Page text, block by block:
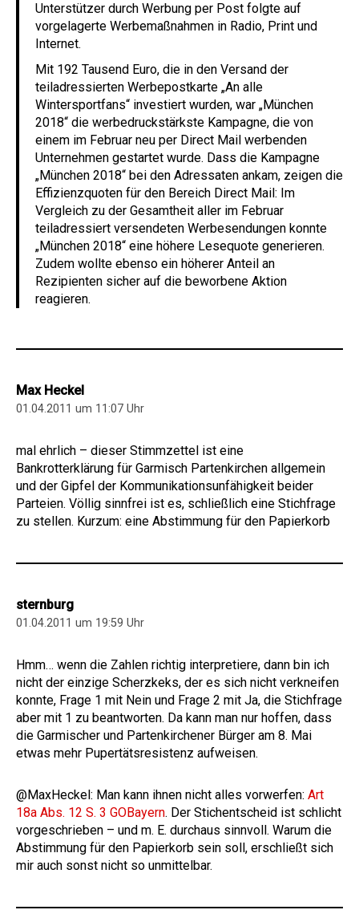
Unterstützer durch Werbung per Post folgte auf
vorgelagerte Werbemaßnahmen in Radio, Print und
Internet.
Mit 192 Tausend Euro, die in den Versand der
teiladressierten Werbepostkarte „An alle
Wintersportfans“ investiert wurden, war „München
2018“ die werbedruckstärkste Kampagne, die von
einem im Februar neu per Direct Mail werbenden
Unternehmen gestartet wurde. Dass die Kampagne
„München 2018“ bei den Adressaten ankam, zeigen die
Effizienzquoten für den Bereich Direct Mail: Im
Vergleich zu der Gesamtheit aller im Februar
teiladressiert versendeten Werbesendungen konnte
„München 2018“ eine höhere Lesequote generieren.
Zudem wollte ebenso ein höherer Anteil an
Rezipienten sicher auf die beworbene Aktion
reagieren.
Max Heckel
01.04.2011 um 11:07 Uhr
mal ehrlich – dieser Stimmzettel ist eine
Bankrotterklärung für Garmisch Partenkirchen allgemein
und der Gipfel der Kommunikationsunfähigkeit beider
Parteien. Völlig sinnfrei ist es, schließlich eine Stichfrage
zu stellen. Kurzum: eine Abstimmung für den Papierkorb
sternburg
01.04.2011 um 19:59 Uhr
Hmm… wenn die Zahlen richtig interpretiere, dann bin ich
nicht der einzige Scherzkeks, der es sich nicht verkneifen
konnte, Frage 1 mit Nein und Frage 2 mit Ja, die Stichfrage
aber mit 1 zu beantworten. Da kann man nur hoffen, dass
die Garmischer und Partenkirchener Bürger am 8. Mai
etwas mehr Pupertätsresistenz aufweisen.
@MaxHeckel: Man kann ihnen nicht alles vorwerfen: Art
18a Abs. 12 S. 3 GOBayern. Der Stichentscheid ist schlicht
vorgeschrieben – und m. E. durchaus sinnvoll. Warum die
Abstimmung für den Papierkorb sein soll, erschließt sich
mir auch sonst nicht so unmittelbar.